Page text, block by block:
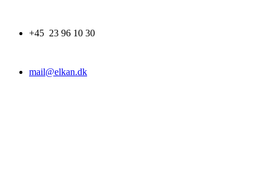
+45 23 96 10 30
mail@elkan.dk